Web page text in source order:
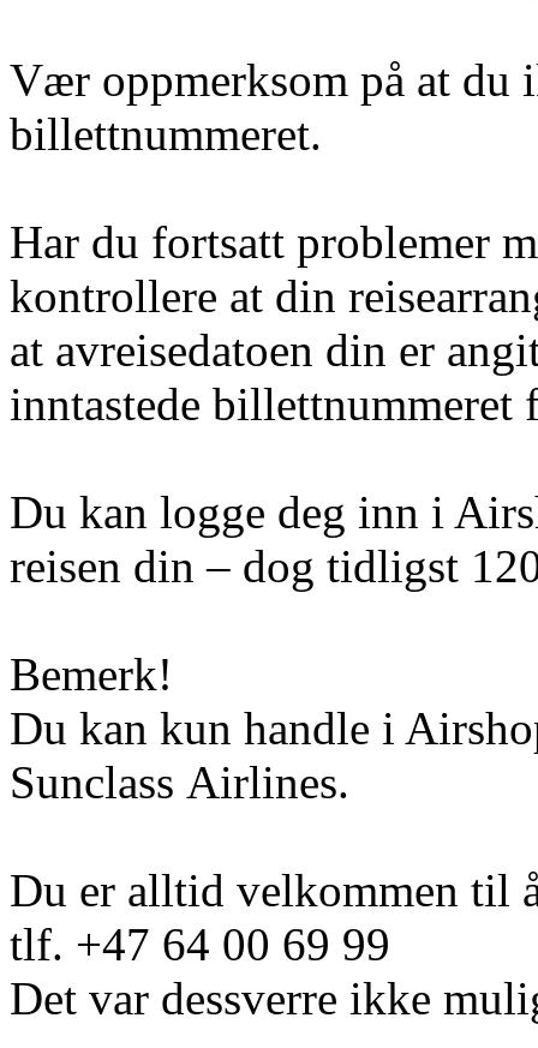
Vær oppmerksom på at du
billettnummeret.
Har du fortsatt problemer
kontrollere at din
at avreisedatoen din er
inntastede
Du kan logge deg inn i
reisen din – dog tidligst
Bemerk!
Du kan kun handle i
Sunclass Airlines.
Du er alltid velkommen til
tlf. +47 64 00 69 99
Det var dessverre ikke